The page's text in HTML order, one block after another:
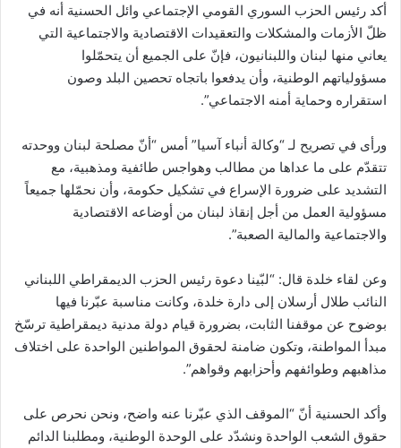
أكد رئيس الحزب السوري القومي الإجتماعي وائل الحسنية أنه في
ظلّ الأزمات والمشكلات والتعقيدات الاقتصادية والاجتماعية التي
يعاني منها لبنان واللبنانيون، فإنّ على الجميع أن يتحمّلوا
مسؤولياتهم الوطنية، وأن يدفعوا باتجاه تحصين البلد وصون
استقراره وحماية أمنه الاجتماعي”.
ورأى في تصريح لـ “وكالة أنباء آسيا” أمس “أنّ مصلحة لبنان ووحدته
تتقدّم على ما عداها من مطالب وهواجس طائفية ومذهبية، مع
التشديد على ضرورة الإسراع في تشكيل حكومة، وأن نحمّلها جميعاً
مسؤولية العمل من أجل إنقاذ لبنان من أوضاعه الاقتصادية
والاجتماعية والمالية الصعبة”.
وعن لقاء خلدة قال: “لبّينا دعوة رئيس الحزب الديمقراطي اللبناني
النائب طلال أرسلان إلى دارة خلدة، وكانت مناسبة عبّرنا فيها
بوضوح عن موقفنا الثابت، بضرورة قيام دولة مدنية ديمقراطية ترسّخ
مبدأ المواطنة، وتكون ضامنة لحقوق المواطنين الواحدة على اختلاف
مذاهبهم وطوائفهم وأحزابهم وقواهم”.
وأكد الحسنية أنّ “الموقف الذي عبّرنا عنه واضح، ونحن نحرص على
حقوق الشعب الواحدة ونشدّد على الوحدة الوطنية، ومطلبنا الدائم